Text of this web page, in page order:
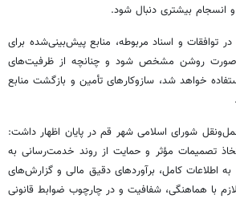
انسجام بیشتری دنبال شود.
توافقات و اسناد مربوطه، منابع پیش‌بینی‌شده برای
روشن مشخص شود و چنانچه از ظرفیت‌های
خواهد شد، سازوکارهای تأمین و بازگشت منابع
شورای اسلامی شهر قم در پایان اظهار داشت:
تصمیمات مؤثر و حمایت از روند خدمت‌رسانی به
اطلاعات کامل، برآوردهای دقیق مالی و گزارش‌های
با هماهنگی، شفافیت و در چارچوب ضوابط قانونی